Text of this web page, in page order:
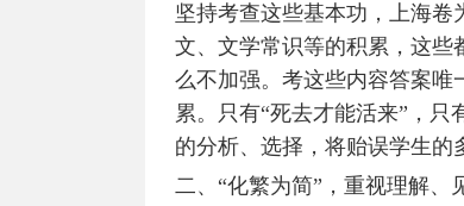
坚持考查这些基本功，上海卷
文、文学常识等的积累，这些
么不加强。考这些内容答案唯
累。只有“死去才能活来”，
的分析、选择，将贻误学生的
二、“化繁为简”，重视理解